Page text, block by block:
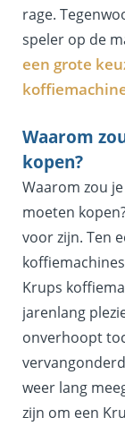
rage.
speler op de
een grote
Waarom
kopen?
Waarom zou
moeten
voor zijn. Ten
Krups
jarenlang
onverhoopt
weer lang
zijn om een